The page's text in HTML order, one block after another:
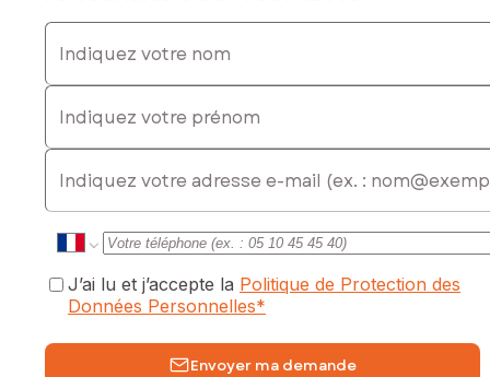
Indiquez votre nom
Indiquez votre prénom
E-mail
J’ai lu et j’accepte la Politique de Protection des
Données Personnelles*
Envoyer ma demande